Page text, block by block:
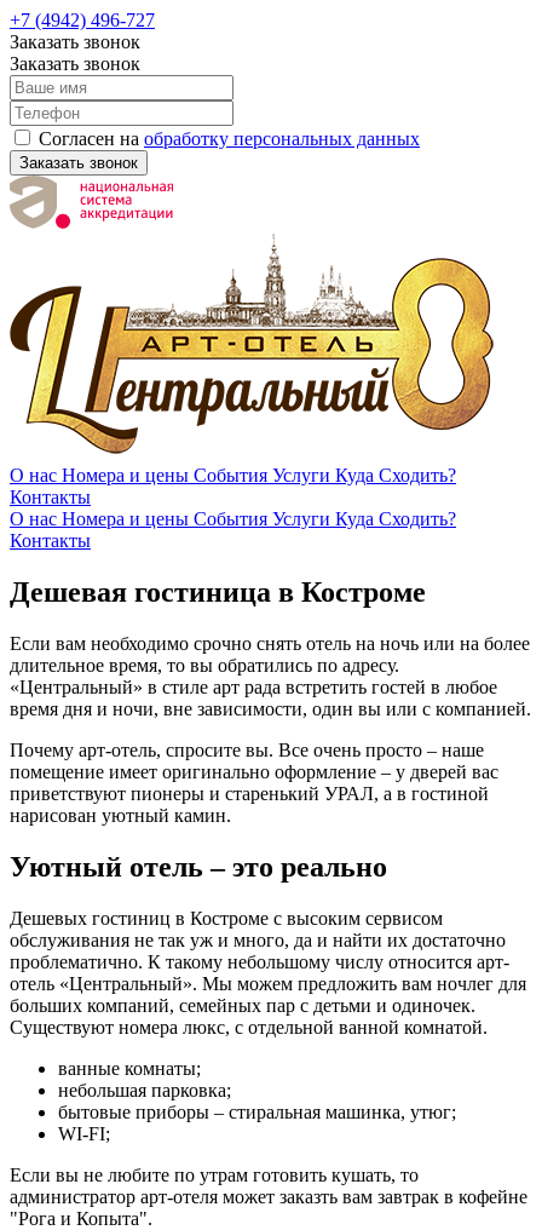
+7 (4942) 496-727
Заказать звонок
Заказать звонок
Согласен на обработку персональных данных
Заказать звонок
О нас Номера и цены События Услуги Куда Сходить?
Контакты
О нас Номера и цены События Услуги Куда Сходить?
Контакты
Дешевая гостиница в Костроме
Если вам необходимо срочно снять отель на ночь или на более
длительное время, то вы обратились по адресу.
«Центральный» в стиле арт рада встретить гостей в любое
время дня и ночи, вне зависимости, один вы или с компанией.
Почему арт-отель, спросите вы. Все очень просто – наше
помещение имеет оригинально оформление – у дверей вас
приветствуют пионеры и старенький УРАЛ, а в гостиной
нарисован уютный камин.
Уютный отель – это реально
Дешевых гостиниц в Костроме с высоким сервисом
обслуживания не так уж и много, да и найти их достаточно
проблематично. К такому небольшому числу относится арт-
отель «Центральный». Мы можем предложить вам ночлег для
больших компаний, семейных пар с детьми и одиночек.
Существуют номера люкс, с отдельной ванной комнатой.
ванные комнаты;
небольшая парковка;
бытовые приборы – стиральная машинка, утюг;
WI-FI;
Если вы не любите по утрам готовить кушать, то
администратор арт-отеля может заказть вам завтрак в кофейне
"Рога и Копыта".